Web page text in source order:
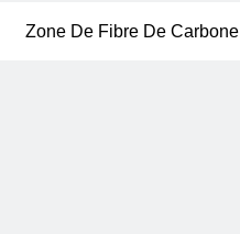
Zone De Fibre De Carbone